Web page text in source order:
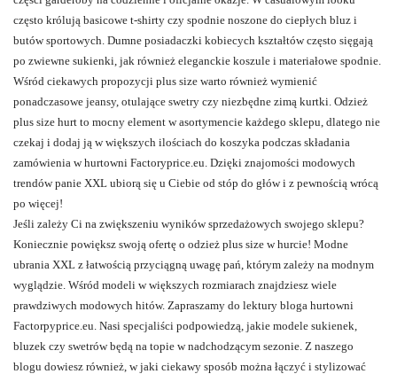
często królują basicowe t-shirty czy spodnie noszone do ciepłych bluz i
butów sportowych. Dumne posiadaczki kobiecych kształtów często sięgają
po zwiewne sukienki, jak również eleganckie koszule i materiałowe spodnie.
Wśród ciekawych propozycji plus size warto również wymienić
ponadczasowe jeansy, otulające swetry czy niezbędne zimą kurtki. Odzież
plus size hurt to mocny element w asortymencie każdego sklepu, dlatego nie
czekaj i dodaj ją w większych ilościach do koszyka podczas składania
zamówienia w hurtowni Factoryprice.eu. Dzięki znajomości modowych
trendów panie XXL ubiorą się u Ciebie od stóp do głów i z pewnością wrócą
po więcej!
Jeśli zależy Ci na zwiększeniu wyników sprzedażowych swojego sklepu?
Koniecznie powiększ swoją ofertę o odzież plus size w hurcie! Modne
ubrania XXL z łatwością przyciągną uwagę pań, którym zależy na modnym
wyglądzie. Wśród modeli w większych rozmiarach znajdziesz wiele
prawdziwych modowych hitów. Zapraszamy do lektury bloga hurtowni
Factorpyprice.eu. Nasi specjaliści podpowiedzą, jakie modele sukienek,
bluzek czy swetrów będą na topie w nadchodzącym sezonie. Z naszego
blogu dowiesz również, w jaki ciekawy sposób można łączyć i stylizować